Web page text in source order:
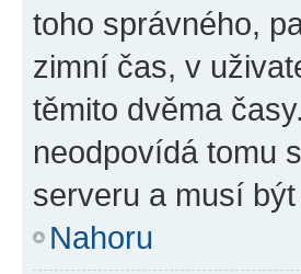
toho správného,
zimní čas, v
těmito dvěma
neodpovídá tomu
serveru a musí
Nahoru